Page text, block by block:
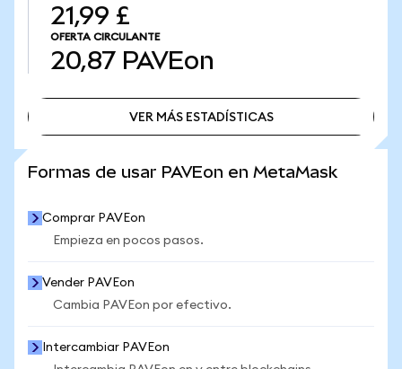
21,99 £
OFERTA CIRCULANTE
20,87 PAVEon
VER MÁS ESTADÍSTICAS
Formas de usar PAVEon en MetaMask
Comprar PAVEon
Empieza en pocos pasos.
Vender PAVEon
Cambia PAVEon por efectivo.
Intercambiar PAVEon